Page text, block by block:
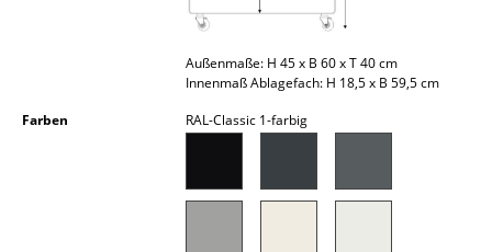
Outdoor-Leuchten
Außenmaße: H 45 x B 60 x T 40 cm
Innenmaß Ablagefach: H 18,5 x B 59,5 cm
Farben RAL-Classic 1-farbig